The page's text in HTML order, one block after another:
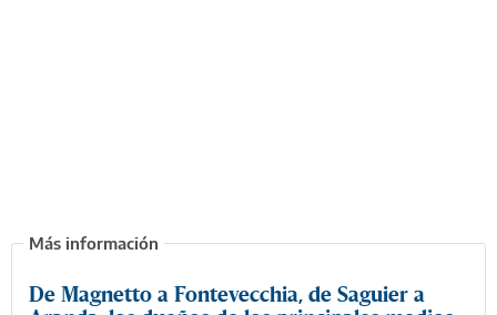
De Magnetto a Fontevecchia, de Saguier a